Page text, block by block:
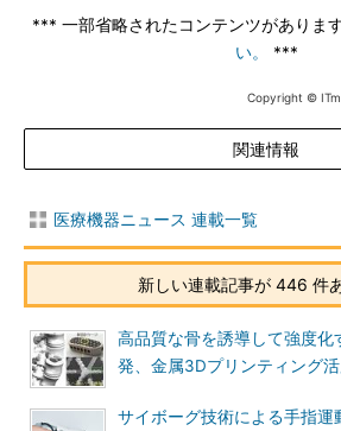
*** 一部省略されたコンテンツがあります
い。
***
Copyright ©
関連情報
医療機器ニュース 連載一覧
新しい連載記事が 446 件
高品質な骨を誘導して強度化
発、金属3Dプリンティング活
サイボーグ技術による手指運